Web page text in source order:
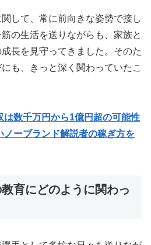
して、常に前向きな姿勢で接し
の生活を送りながらも、家族と
長を見守ってきました。そのた
も、きっと深く関わっていたこ
は数千万円から1億円超の可能性
ノーブランド解説者の稼ぎ方を
育にどのように関わっ